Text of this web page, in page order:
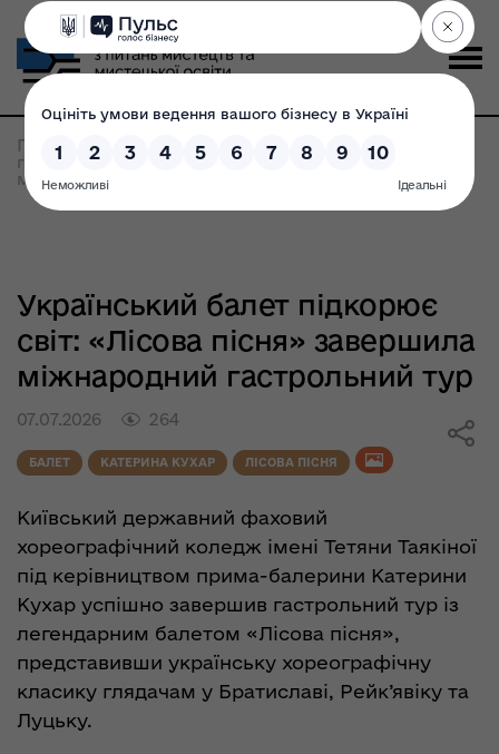
Головна Всі новини >
Український балет
підкорює світ: «Лісова пісня» завершила
міжнародний гастрольний тур
Український балет підкорює
світ: «Лісова пісня» завершила
міжнародний гастрольний тур
07.07.2026 264
БАЛЕТ КАТЕРИНА КУХАР ЛІСОВА ПІСНЯ
Київський державний фаховий
хореографічний коледж імені Тетяни Таякіної
під керівництвом прима-балерини Катерини
Кухар успішно завершив гастрольний тур із
легендарним балетом «Лісова пісня»,
представивши українську хореографічну
класику глядачам у Братиславі, Рейк’явіку та
Луцьку.